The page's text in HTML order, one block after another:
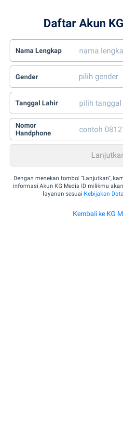
Daftar Akun
Nama Lengkap
Gender
Tanggal Lahir
Nomor
Handphone
Dengan menekan tombol “Lanjutkan”,
informasi Akun KG Media ID milikmu
layanan sesuai Kebijakan
Kembali ke KG